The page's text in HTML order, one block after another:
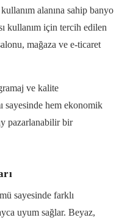
alanına sahip banyo
kullanım için tercih edilen
mağaza ve e-ticaret
ve kalite
sayesinde hem ekonomik
pazarlanabilir bir
sayesinde farklı
uyum sağlar. Beyaz,